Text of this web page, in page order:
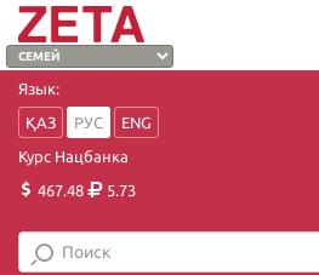
Язык:
ҚАЗ
РУС
ENG
Курс Нацбанка
467.48
5.73